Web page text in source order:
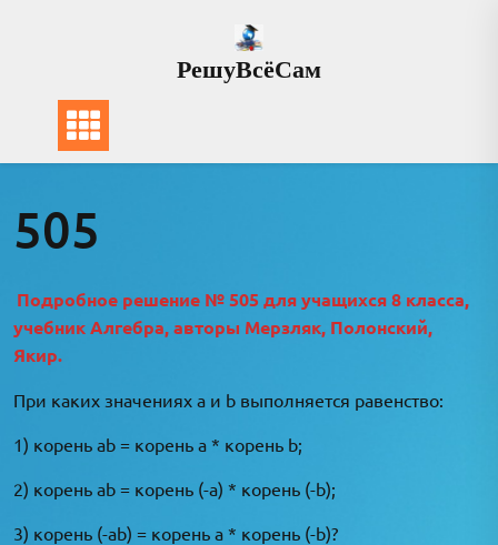
РешуВсёСам
505
Подробное решение № 505 для учащихся 8 класса,
учебник Алгебра, авторы Мерзляк, Полонский,
Якир.
При каких значениях а и b выполняется равенство:
1) корень ab = корень a * корень b;
2) корень ab = корень (-a) * корень (-b);
3) корень (-ab) = корень a * корень (-b)?